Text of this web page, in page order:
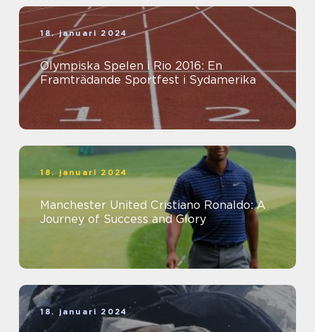
18. januari 2024
Olympiska Spelen i Rio 2016: En
Framträdande Sportfest i Sydamerika
18. januari 2024
Manchester United Cristiano Ronaldo: A
Journey of Success and Glory
18. januari 2024